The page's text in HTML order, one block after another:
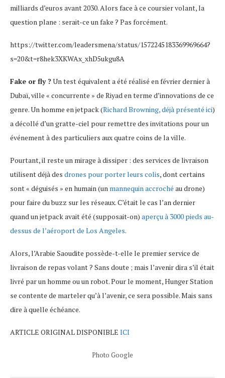
milliards d’euros avant 2030. Alors face à ce coursier volant, la
question plane : serait-ce un fake ? Pas forcément.
https://twitter.com/leadersmena/status/1572245183369969664?
s=20&t=r8hek3XKWAx_xhD5ukgu8A
Fake or fly ? Un test équivalent a été réalisé en février dernier à
Dubaï, ville « concurrente » de Riyad en terme d’innovations de ce
genre. Un homme en jetpack (Richard Browning, déjà présenté ici)
a décollé d’un gratte-ciel pour remettre des invitations pour un
événement à des particuliers aux quatre coins de la ville.
Pourtant, il reste un mirage à dissiper : des services de livraison
utilisent déjà des drones pour porter leurs colis, dont certains
sont « déguisés » en humain (un mannequin accroché au drone)
pour faire du buzz sur les réseaux. C’était le cas l’an dernier
quand un jetpack avait été (supposait-on) aperçu à 3000 pieds au-
dessus de l’aéroport de Los Angeles.
Alors, l’Arabie Saoudite possède-t-elle le premier service de
livraison de repas volant ? Sans doute ; mais l’avenir dira s’il était
livré par un homme ou un robot. Pour le moment, Hunger Station
se contente de marteler qu’à l’avenir, ce sera possible. Mais sans
dire à quelle échéance.
ARTICLE ORIGINAL DISPONIBLE ICI
Photo Google